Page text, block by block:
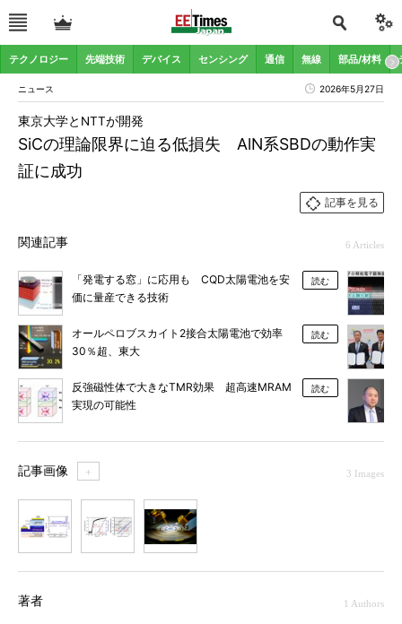
テクノロジー 先端技術 デバイス センシング 通信 無線 部品/材料
ニュース 2026年5月27日
SiCの理論限界に迫る低損失 AlN系SBDの動作実
証に成功
東京大学とNTTが開発
記事を見る
関連記事 6 Articles
「発電する窓」に応用も CQD太陽電池を安
価に量産できる技術
読む
オールペロブスカイト2接合太陽電池で効率
30％超、東大
読む
反強磁性体で大きなTMR効果 超高速MRAM
実現の可能性
読む
記事画像 ＋ 3 Images
著者 1 Authors